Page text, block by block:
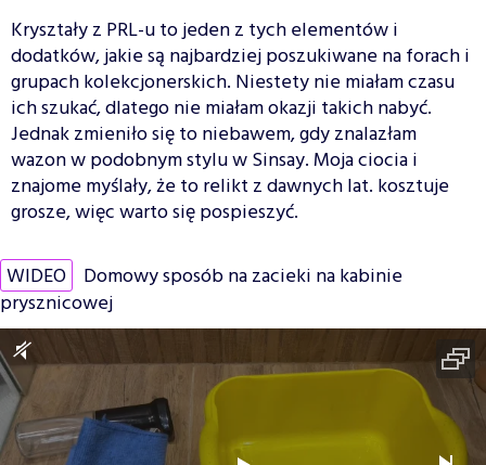
Kryształy z PRL-u to jeden z tych elementów i
dodatków, jakie są najbardziej poszukiwane na forach i
grupach kolekcjonerskich. Niestety nie miałam czasu
ich szukać, dlatego nie miałam okazji takich nabyć.
Jednak zmieniło się to niebawem, gdy znalazłam
wazon w podobnym stylu w Sinsay. Moja ciocia i
znajome myślały, że to relikt z dawnych lat. kosztuje
grosze, więc warto się pospieszyć.
WIDEO Domowy sposób na zacieki na kabinie
prysznicowej